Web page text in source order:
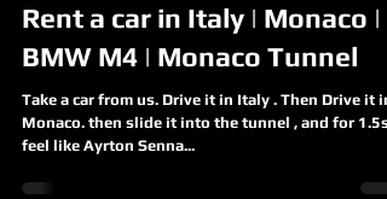
Rent a car in Italy | Monaco |
BMW M4 | Monaco Tunnel
Take a car from us. Drive it in Italy . Then Drive it in
Monaco. then slide it into the tunnel , and for
feel like Ayrton Senna...